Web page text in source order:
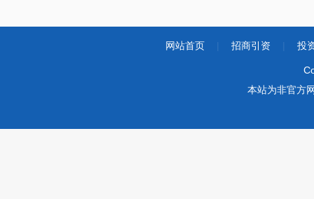
网站首页 招商引资 投
本站为非官方